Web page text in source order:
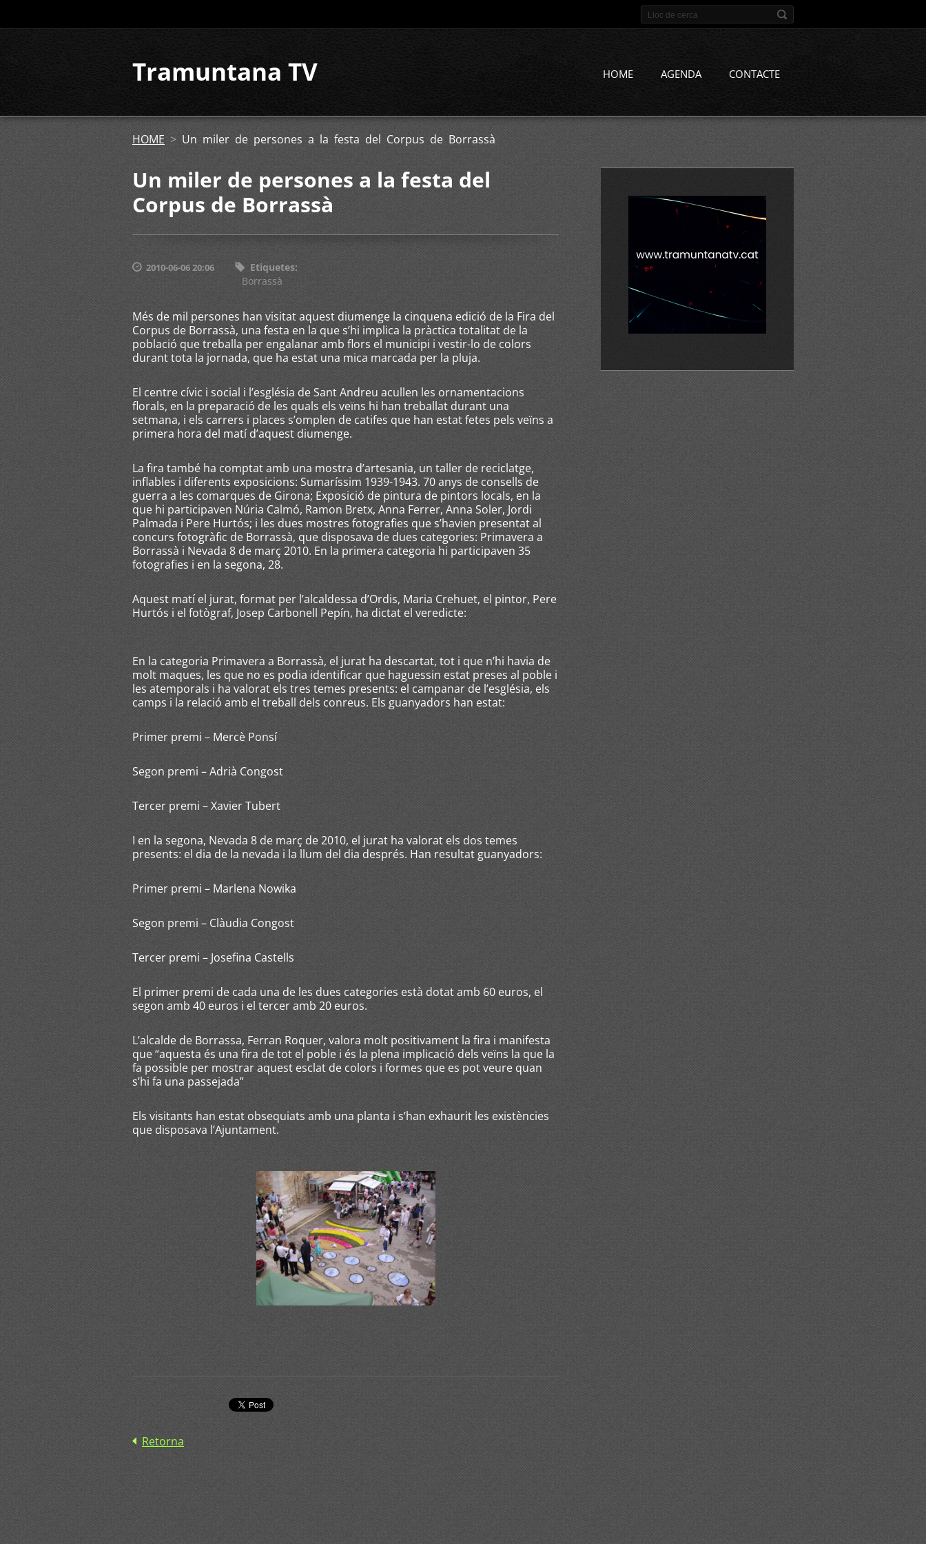
Tramuntana TV HOME AGENDA CONTACTE
HOME > Un miler de persones a la festa del Corpus de Borrassà
Un miler de persones a la festa del
Corpus de Borrassà
2010-06-06 20:06 Etiquetes:
Borrassà
Més de mil persones han visitat aquest diumenge la cinquena edició de la Fira del
Corpus de Borrassà, una festa en la que s’hi implica la pràctica totalitat de la
població que treballa per engalanar amb flors el municipi i vestir-lo de colors
durant tota la jornada, que ha estat una mica marcada per la pluja.
El centre cívic i social i l’església de Sant Andreu acullen les ornamentacions
florals, en la preparació de les quals els veïns hi han treballat durant una
setmana, i els carrers i places s’omplen de catifes que han estat fetes pels veïns a
primera hora del matí d’aquest diumenge.
La fira també ha comptat amb una mostra d’artesania, un taller de reciclatge,
inflables i diferents exposicions: Sumaríssim 1939-1943. 70 anys de consells de
guerra a les comarques de Girona; Exposició de pintura de pintors locals, en la
que hi participaven Núria Calmó, Ramon Bretx, Anna Ferrer, Anna Soler, Jordi
Palmada i Pere Hurtós; i les dues mostres fotografies que s’havien presentat al
concurs fotogràfic de Borrassà, que disposava de dues categories: Primavera a
Borrassà i Nevada 8 de març 2010. En la primera categoria hi participaven 35
fotografies i en la segona, 28.
Aquest matí el jurat, format per l’alcaldessa d’Ordis, Maria Crehuet, el pintor, Pere
Hurtós i el fotògraf, Josep Carbonell Pepín, ha dictat el veredicte:
En la categoria Primavera a Borrassà, el jurat ha descartat, tot i que n’hi havia de
molt maques, les que no es podia identificar que haguessin estat preses al poble i
les atemporals i ha valorat els tres temes presents: el campanar de l’església, els
camps i la relació amb el treball dels conreus. Els guanyadors han estat:
Primer premi – Mercè Ponsí
Segon premi – Adrià Congost
Tercer premi – Xavier Tubert
I en la segona, Nevada 8 de març de 2010, el jurat ha valorat els dos temes
presents: el dia de la nevada i la llum del dia després. Han resultat guanyadors:
Primer premi – Marlena Nowika
Segon premi – Clàudia Congost
Tercer premi – Josefina Castells
El primer premi de cada una de les dues categories està dotat amb 60 euros, el
segon amb 40 euros i el tercer amb 20 euros.
L’alcalde de Borrassa, Ferran Roquer, valora molt positivament la fira i manifesta
que “aquesta és una fira de tot el poble i és la plena implicació dels veïns la que la
fa possible per mostrar aquest esclat de colors i formes que es pot veure quan
s’hi fa una passejada”
Els visitants han estat obsequiats amb una planta i s’han exhaurit les existències
que disposava l’Ajuntament.
Retorna